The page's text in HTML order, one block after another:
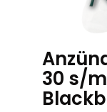
30 s/